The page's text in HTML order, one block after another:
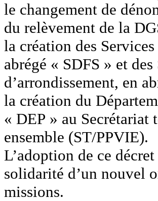
le changement de
du relèvement de la
la création des
abrégé « SDFS » et
d’arrondissement, en
la création du
« DEP » au
ensemble (ST/PPVIE).
L’adoption de ce
solidarité d’un nouvel
missions.